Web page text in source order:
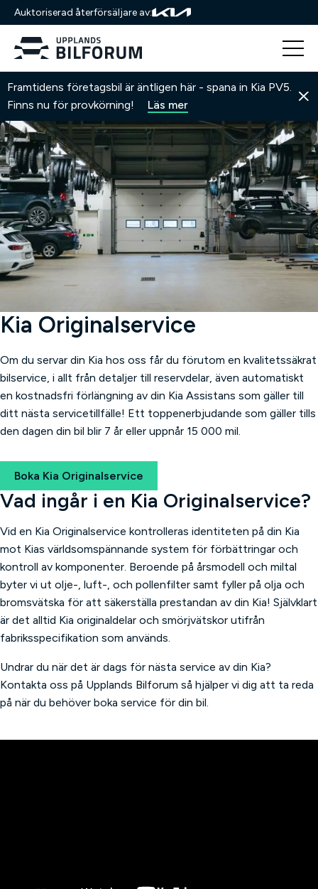
Auktoriserad återförsäljare av:
Framtidens företagsbil är äntligen här - spana in Kia PV5.
Finns nu för provkörning!
Läs mer
Hem Verkstad Kia Originalservice
Kia Originalservice
Om du servar din Kia hos oss får du förutom en kvalitetssäkrat
bilservice, i allt från detaljer till reservdelar, även automatiskt
en kostnadsfri förlängning av din Kia Assistans som gäller till
ditt nästa servicetillfälle! Ett toppenerbjudande som gäller tills
den dagen din bil blir 7 år eller uppnår 15 000 mil.
Boka Kia Originalservice
Vad ingår i en Kia Originalservice?
Vid en Kia Originalservice kontrolleras identiteten på din Kia
mot Kias världsomspännande system för förbättringar och
kontroll av komponenter. Beroende på årsmodell och miltal
byter vi ut olje-, luft-, och pollenfilter samt fyller på olja och
bromsvätska för att säkerställa prestandan av din Kia! Självklart
är det alltid Kia originaldelar och smörjvätskor utifrån
fabriksspecifikation som används.
Undrar du när det är dags för nästa service av din Kia?
Kontakta oss på Upplands Bilforum så hjälper vi dig att ta reda
på när du behöver boka service för din bil.